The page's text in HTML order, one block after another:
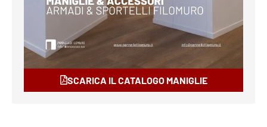
SCARICA IL CATALOGO MANIGLIE